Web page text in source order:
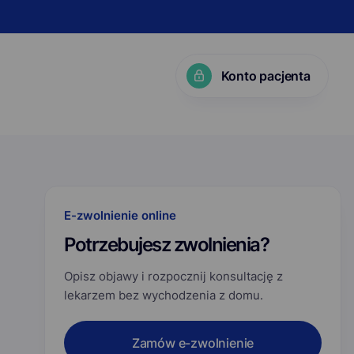
Konto pacjenta
E-zwolnienie online
Potrzebujesz zwolnienia?
Opisz objawy i rozpocznij konsultację z
lekarzem bez wychodzenia z domu.
Zamów e-zwolnienie